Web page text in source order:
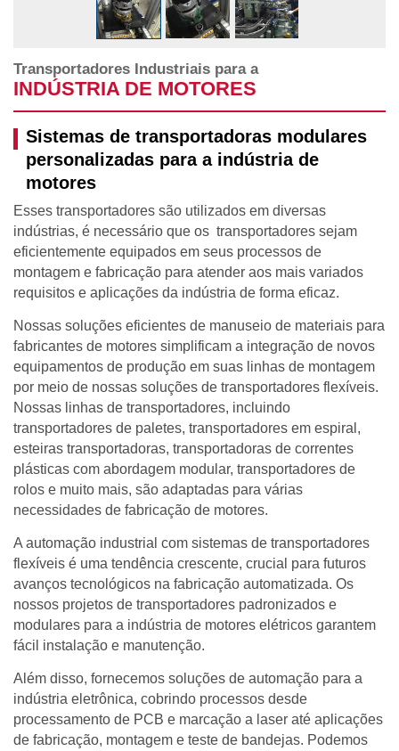
Transportadores Industriais para a
INDÚSTRIA DE MOTORES
Sistemas de transportadoras modulares
personalizadas para a indústria de
motores
Esses transportadores são utilizados em diversas
indústrias, é necessário que os transportadores sejam
eficientemente equipados em seus processos de
montagem e fabricação para atender aos mais variados
requisitos e aplicações da indústria de forma eficaz.
Nossas soluções eficientes de manuseio de materiais para
fabricantes de motores simplificam a integração de novos
equipamentos de produção em suas linhas de montagem
por meio de nossas soluções de transportadores flexíveis.
Nossas linhas de transportadores, incluindo
transportadores de paletes, transportadores em espiral,
esteiras transportadoras, transportadoras de correntes
plásticas com abordagem modular, transportadores de
rolos e muito mais, são adaptadas para várias
necessidades de fabricação de motores.
A automação industrial com sistemas de transportadores
flexíveis é uma tendência crescente, crucial para futuros
avanços tecnológicos na fabricação automatizada. Os
nossos projetos de transportadores padronizados e
modulares para a indústria de motores elétricos garantem
fácil instalação e manutenção.
Além disso, fornecemos soluções de automação para a
indústria eletrônica, cobrindo processos desde
processamento de PCB e marcação a laser até aplicações
de fabricação, montagem e teste de bandejas. Podemos